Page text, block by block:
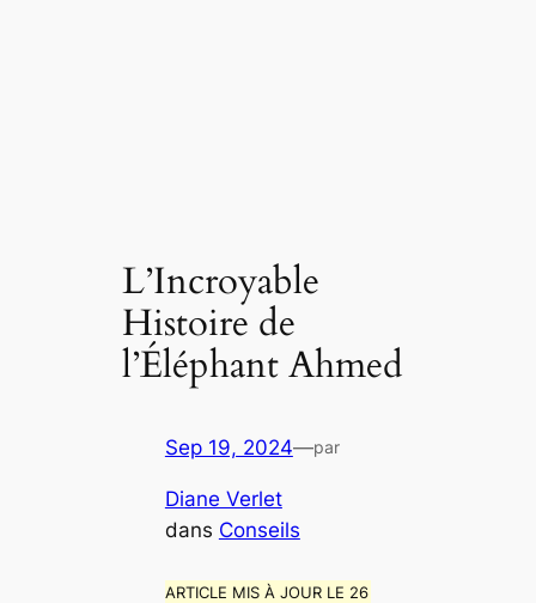
L’Incroyable
Histoire de
l’Éléphant Ahmed
Sep 19, 2024—par
Diane Verlet
dans Conseils
ARTICLE MIS À JOUR LE 26